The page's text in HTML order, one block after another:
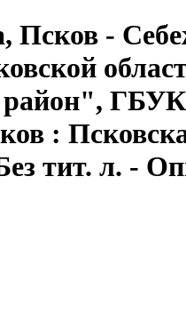
Псков -
:
тит. л. -